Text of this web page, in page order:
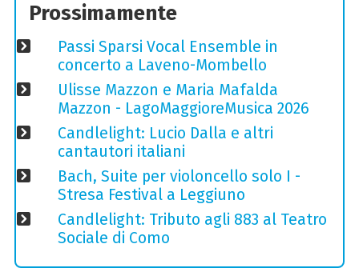
Prossimamente
Passi Sparsi Vocal Ensemble in
concerto a Laveno-Mombello
Ulisse Mazzon e Maria Mafalda
Mazzon - LagoMaggioreMusica 2026
Candlelight: Lucio Dalla e altri
cantautori italiani
Bach, Suite per violoncello solo I -
Stresa Festival a Leggiuno
Candlelight: Tributo agli 883 al Teatro
Sociale di Como